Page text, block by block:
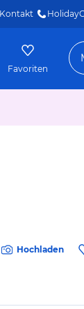
Kontakt
Favoriten
Hochladen